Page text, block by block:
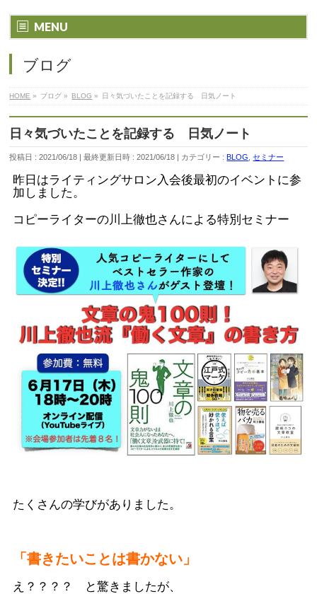
MENU
ブログ
HOME » ブログ » BLOG » 日々気づいたことを記録する 日気ノート
日々気づいたことを記録する 日気ノート
投稿日 : 2021/06/18 最終更新日時 : 2021/06/18 カテゴリー :BLOG ,セミナー
昨日はライティングサロン入会後最初のイベントに参
加しました。
コピーライターの川上徹也さんによる特別セミナー
たくさんの学びがありました。
「書きたいことは書かない」
え？？？？ と驚きましたが、